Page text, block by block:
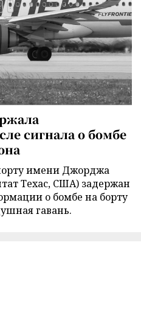
сигнала о бомбе
имени Джорджа
Техас, США) задержан
о бомбе на борту
гавань.